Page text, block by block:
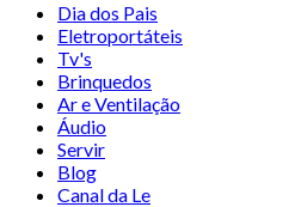
Dia dos Pais
Eletroportáteis
Tv's
Brinquedos
Ar e Ventilação
Áudio
Servir
Blog
Canal da Le